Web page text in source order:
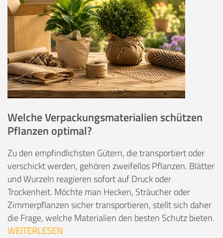
Welche Verpackungsmaterialien schützen
Pflanzen optimal?
Zu den empfindlichsten Gütern, die transportiert oder
verschickt werden, gehören zweifellos Pflanzen. Blätter
und Wurzeln reagieren sofort auf Druck oder
Trockenheit. Möchte man Hecken, Sträucher oder
Zimmerpflanzen sicher transportieren, stellt sich daher
die Frage, welche Materialien den besten Schutz bieten.
WEITERLESEN